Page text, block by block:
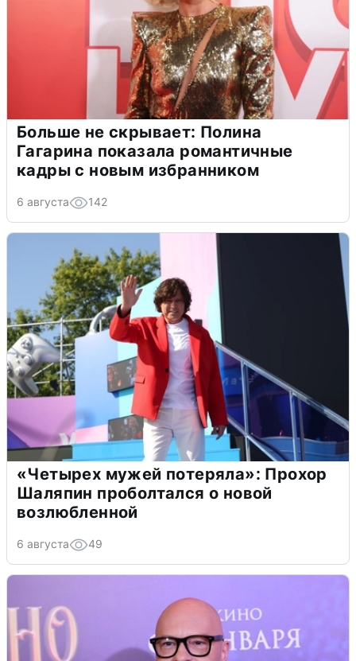
Больше не скрывает: Полина
Гагарина показала романтичные
кадры с новым избранником
6 августа 142
«Четырех мужей потеряла»: Прохор
Шаляпин проболтался о новой
возлюбленной
6 августа 49